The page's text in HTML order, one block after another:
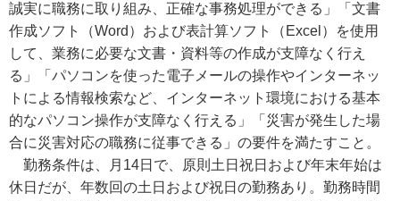
誠実に職務に取り組み、正確な事務処理ができる」「文書
作成ソフト（Word）および表計算ソフト（Excel）を使用
して、業務に必要な文書・資料等の作成が支障なく行え
る」「パソコンを使った電子メールの操作やインターネッ
トによる情報検索など、インターネット環境における基本
的なパソコン操作が支障なく行える」「災害が発生した場
合に災害対応の職務に従事できる」の要件を満たすこと。
勤務条件は、月14日で、原則土日祝日および年末年始は
休日だが、年数回の土日および祝日の勤務あり。勤務時間